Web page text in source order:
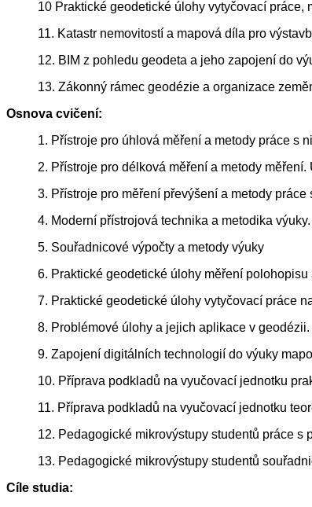
10 Praktické geodetické úlohy vytyčovací práce,
11. Katastr nemovitostí a mapová díla pro
12. BIM z pohledu geodeta a jeho zapojení do
13. Zákonný rámec geodézie a organizace
Osnova cvičení:
1. Přístroje pro úhlová měření a metody práce s
2. Přístroje pro délková měření a metody
3. Přístroje pro měření převýšení a metody
4. Moderní přístrojová technika a metodika
5. Souřadnicové výpočty a metody výuky
6. Praktické geodetické úlohy měření
7. Praktické geodetické úlohy vytyčovací práce
8. Problémové úlohy a jejich aplikace v geodézii.
9. Zapojení digitálních technologií do výuky
10. Příprava podkladů na vyučovací jednotku
11. Příprava podkladů na vyučovací jednotku
12. Pedagogické mikrovýstupy studentů práce s
13. Pedagogické mikrovýstupy studentů
Cíle studia: